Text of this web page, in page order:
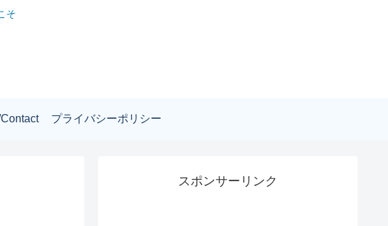
そ
プライバシーポリシー
スポンサーリンク